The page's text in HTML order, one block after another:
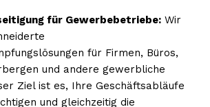
für Gewerbebetriebe: Wir
für Firmen, Büros,
und andere gewerbliche
Ziel ist es, Ihre Geschäftsabläufe
und gleichzeitig die